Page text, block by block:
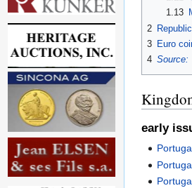
1.13
2
3 Euro
4 Source:
early